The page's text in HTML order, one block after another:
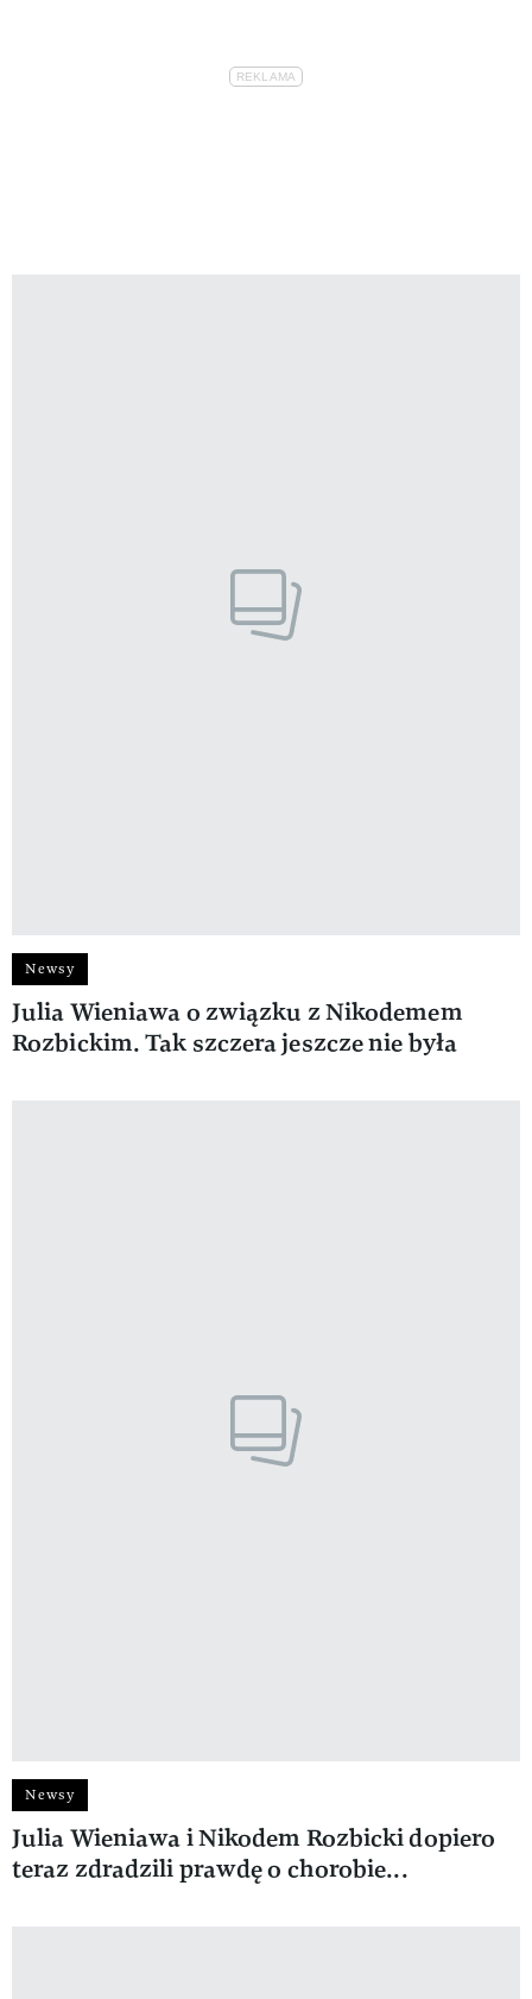
Newsy
Julia Wieniawa o związku z Nikodemem
Rozbickim. Tak szczera jeszcze nie była
Newsy
Julia Wieniawa i Nikodem Rozbicki dopiero
teraz zdradzili prawdę o chorobie...